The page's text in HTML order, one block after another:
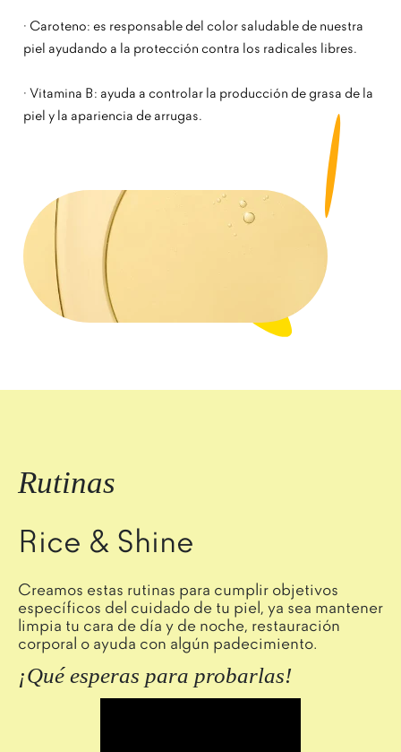
· Caroteno: es responsable del color saludable de nuestra
piel ayudando a la protección contra los radicales libres.
· Vitamina B: ayuda a controlar la producción de grasa de la
piel y la apariencia de arrugas.
Rutinas
Rice & Shine
Creamos estas rutinas para cumplir objetivos
específicos del cuidado de tu piel, ya sea mantener
limpia tu cara de día y de noche, restauración
corporal o ayuda con algún padecimiento.
¡Qué esperas para probarlas!